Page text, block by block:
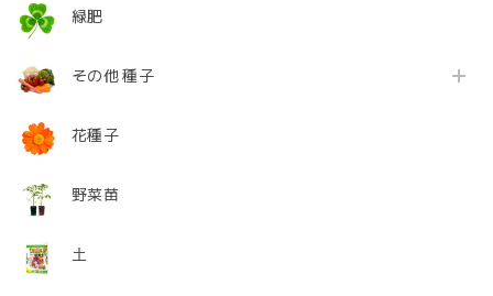
緑肥
その他 種子
花種子
野菜苗
土